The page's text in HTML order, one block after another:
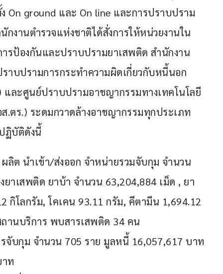
On ground และ On line และการปราบปราม
งานตำรวจแห่งชาติได้สั่งการให้หน่วยงานใน
รป้องกันและปราบปรามยาเสพติด สำนักงาน
าบปรามการกระทำความผิดเกี่ยวกับหนี้นอก
ละศูนย์ปราบปรามอาชญากรรมทางเทคโนโลยี
.ตร.) ระดมกวาดล้างอาชญากรรมทุกประเภท
ฏิบัติดังนี้
ลิต นำเข้า/ส่งออก จำหน่ายรวมจับกุม จำนวน
าเสพติด ยาบ้า จำนวน 63,204,884 เม็ด , ยา
กิโลกรัม, โคเคน 93.11 กรัม, คีตามีน 1,694.12
านบริการ พบสารเสพติด 34 คน
จับกุม จำนวน 705 ราย มูลหนี้ 16,057,617 บาท
ท